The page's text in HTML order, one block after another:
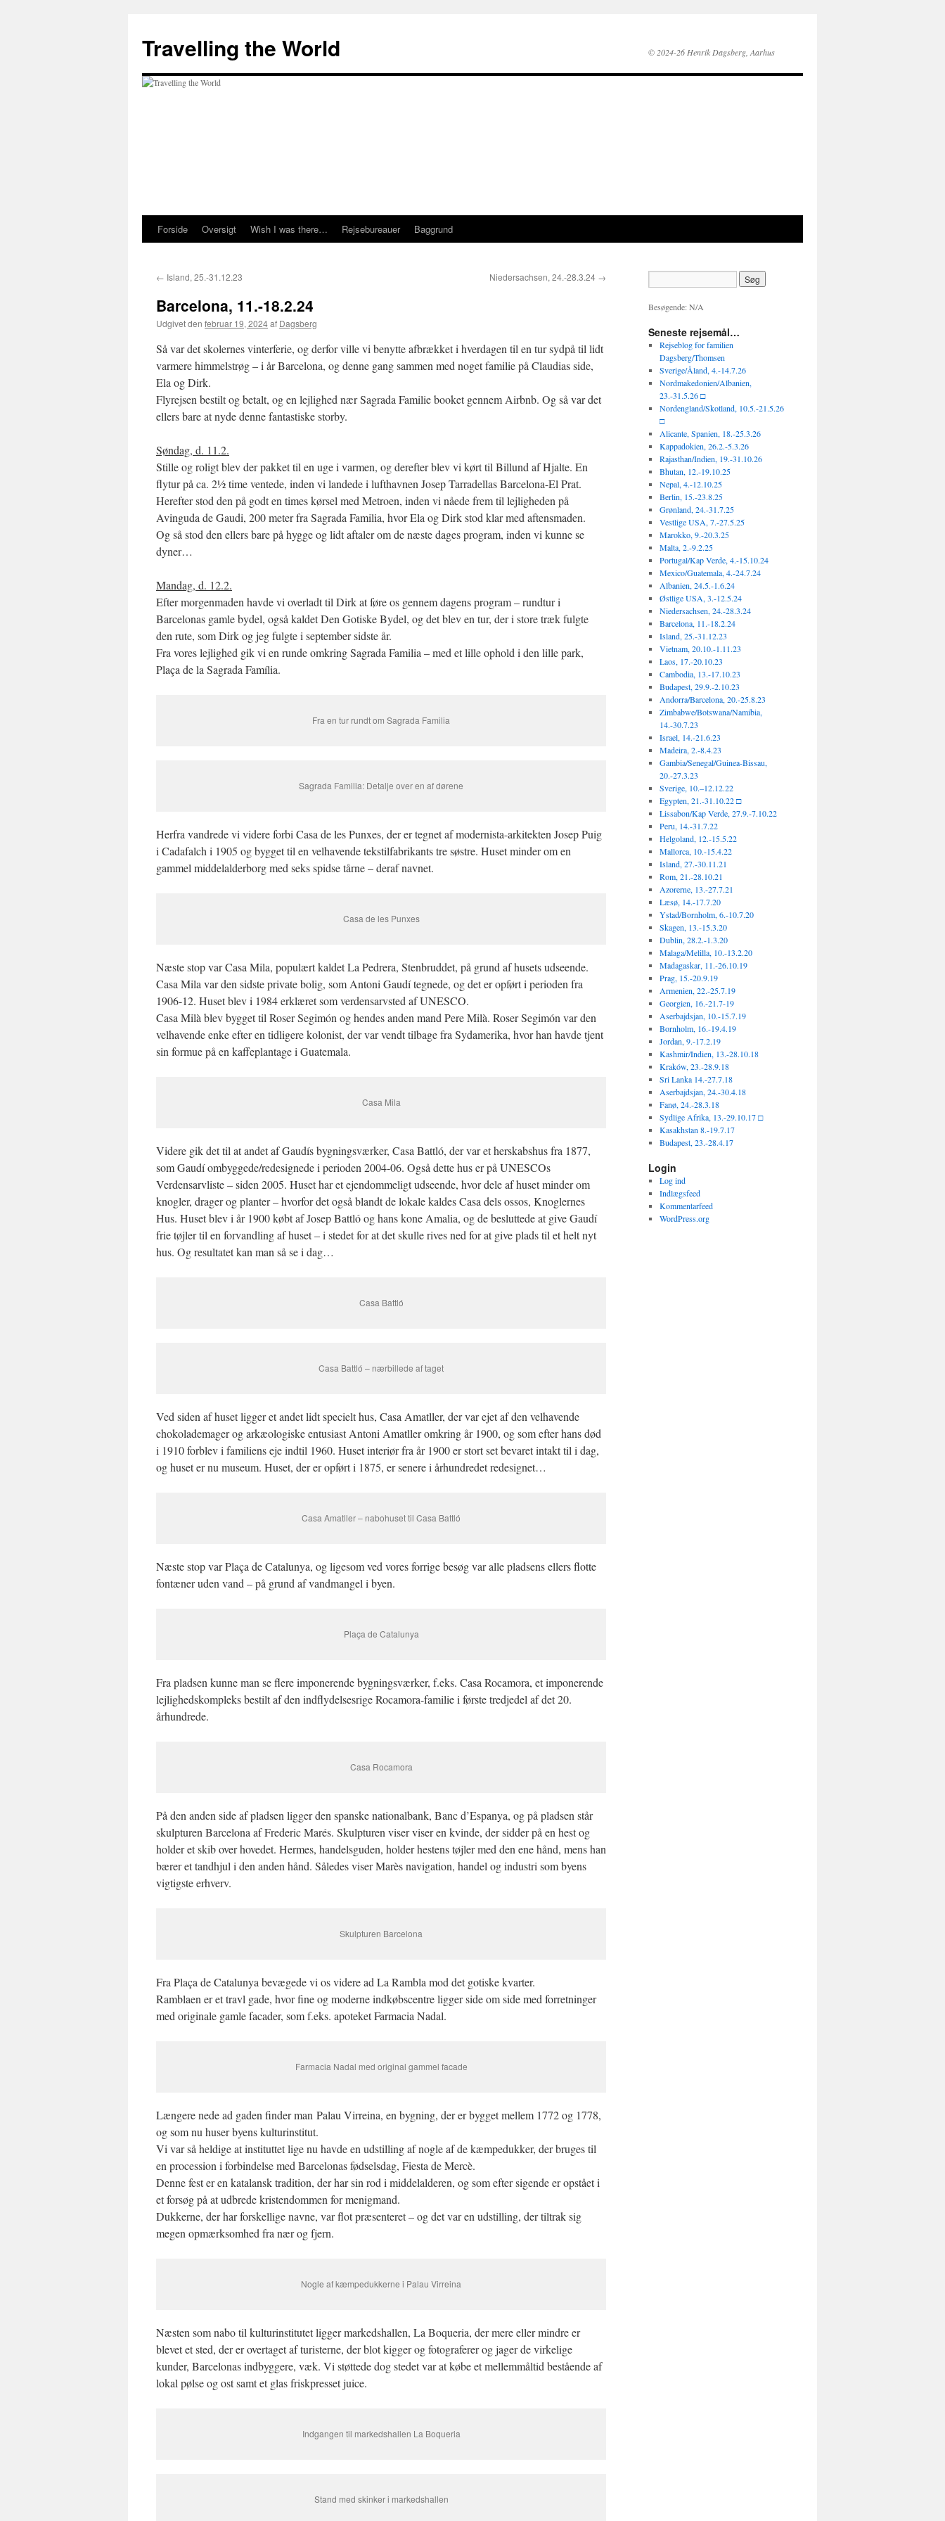
indhold
Travelling the World © 2024-26 Henrik Dagsberg, Aarhus
Forside Oversigt Wish I was there… Rejsebureauer Baggrund
← Island, 25.-31.12.23 Niedersachsen, 24.-28.3.24 →
Barcelona, 11.-18.2.24
Udgivet den februar 19, 2024af Dagsberg
Så var det skolernes vinterferie, og derfor ville vi benytte afbrækket i hverdagen til en tur sydpå til lidt
varmere himmelstrøg – i år Barcelona, og denne gang sammen med noget familie på Claudias side,
Ela og Dirk.
Flyrejsen bestilt og betalt, og en lejlighed nær Sagrada Familie booket gennem Airbnb. Og så var det
ellers bare at nyde denne fantastiske storby.
Søndag, d. 11.2.
Stille og roligt blev der pakket til en uge i varmen, og derefter blev vi kørt til Billund af Hjalte. En
flytur på ca. 2½ time ventede, inden vi landede i lufthavnen Josep Tarradellas Barcelona-El Prat.
Herefter stod den på godt en times kørsel med Metroen, inden vi nåede frem til lejligheden på
Avinguda de Gaudi, 200 meter fra Sagrada Familia, hvor Ela og Dirk stod klar med aftensmaden.
Og så stod den ellers bare på hygge og lidt aftaler om de næste dages program, inden vi kunne se
dyner…
Mandag, d. 12.2.
Efter morgenmaden havde vi overladt til Dirk at føre os gennem dagens program – rundtur i
Barcelonas gamle bydel, også kaldet Den Gotiske Bydel, og det blev en tur, der i store træk fulgte
den rute, som Dirk og jeg fulgte i september sidste år.
Fra vores lejlighed gik vi en runde omkring Sagrada Familia – med et lille ophold i den lille park,
Plaça de la Sagrada Família.
Fra en tur rundt om Sagrada Familia
Sagrada Familia: Detalje over en af dørene
Herfra vandrede vi videre forbi Casa de les Punxes, der er tegnet af modernista-arkitekten Josep Puig
i Cadafalch i 1905 og bygget til en velhavende tekstilfabrikants tre søstre. Huset minder om en
gammel middelalderborg med seks spidse tårne – deraf navnet.
Casa de les Punxes
Næste stop var Casa Mila, populært kaldet La Pedrera, Stenbruddet, på grund af husets udseende.
Casa Mila var den sidste private bolig, som Antoni Gaudí tegnede, og det er opført i perioden fra
1906-12. Huset blev i 1984 erklæret som verdensarvsted af UNESCO.
Casa Milà blev bygget til Roser Segimón og hendes anden mand Pere Milà. Roser Segimón var den
velhavende enke efter en tidligere kolonist, der var vendt tilbage fra Sydamerika, hvor han havde tjent
sin formue på en kaffeplantage i Guatemala.
Casa Mila
Videre gik det til at andet af Gaudís bygningsværker, Casa Battló, der var et herskabshus fra 1877,
som Gaudí ombyggede/redesignede i perioden 2004-06. Også dette hus er på UNESCOs
Verdensarvliste – siden 2005. Huset har et ejendommeligt udseende, hvor dele af huset minder om
knogler, drager og planter – hvorfor det også blandt de lokale kaldes Casa dels ossos, Knoglernes
Hus. Huset blev i år 1900 købt af Josep Battló og hans kone Amalia, og de besluttede at give Gaudí
frie tøjler til en forvandling af huset – i stedet for at det skulle rives ned for at give plads til et helt nyt
hus. Og resultatet kan man så se i dag…
Casa Battló
Casa Battló – nærbillede af taget
Ved siden af huset ligger et andet lidt specielt hus, Casa Amatller, der var ejet afden velhavende
chokolademagerog arkæologiske entusiast Antoni Amatller omkring år 1900, og som efter hans død
i 1910 forblev i familiens eje indtil 1960. Huset interiør fra år 1900 er stort set bevaret intakt til i dag,
og huset er nu museum. Huset, der er opført i 1875, er senere i århundredet redesignet…
Casa Amatller – nabohuset til Casa Battló
Næste stop varPlaça de Catalunya, og ligesom ved vores forrige besøg var alle pladsens ellers flotte
fontæner uden vand – på grund af vandmangel i byen.
Plaça de Catalunya
Fra pladsen kunne man se flere imponerende bygningsværker, f.eks. Casa Rocamora, et imponerende
lejlighedskompleks bestilt af den indflydelsesrige Rocamora-familie i første tredjedel af det 20.
århundrede.
Casa Rocamora
På den anden side af pladsen ligger den spanske nationalbank, Banc d’Espanya, og på pladsen står
skulpturen Barcelona afFrederic Marés. Skulpturen viserviser en kvinde, der sidder på en hest og
holder et skib over hovedet. Hermes, handelsguden, holder hestens tøjler med den ene hånd, mens han
bærer et tandhjul i den anden hånd. Således viser Marès navigation, handel og industri som byens
vigtigste erhverv.
Skulpturen Barcelona
Fra Plaça de Catalunya bevægede vi os videre ad La Rambla mod det gotiske kvarter.
Ramblaen er et travl gade, hvor fine og moderne indkøbscentre ligger side om side med forretninger
med originale gamle facader, som f.eks. apoteket Farmacia Nadal.
Farmacia Nadal med original gammel facade
Længere nede ad gaden finder man Palau Virreina, en bygning, der er bygget mellem 1772 og 1778,
og som nu huser byens kulturinstitut.
Vi var så heldige at instituttet lige nu havde en udstilling af nogle af de kæmpedukker, der bruges til
en procession i forbindelse med Barcelonas fødselsdag, Fiesta de Mercè.
Denne fest er en katalansk tradition, der har sin rod i middelalderen, og som efter sigende er opstået i
et forsøg på at udbrede kristendommen for menigmand.
Dukkerne, der har forskellige navne, var flot præsenteret – og det var en udstilling, der tiltrak sig
megen opmærksomhed fra nær og fjern.
Nogle af kæmpedukkerne i Palau Virreina
Næsten som nabo til kulturinstitutet ligger markedshallen, La Boqueria, der mere eller mindre er
blevet et sted, der er overtaget af turisterne, der blot kigger og fotograferer og jager de virkelige
kunder, Barcelonas indbyggere, væk. Vi støttede dog stedet var at købe et mellemmåltid bestående af
lokal pølse og ost samt et glas friskpresset juice.
Indgangen til markedshallen La Boqueria
Stand med skinker i markedshallen
Besøgende:N/A
Seneste rejsemål…
Rejseblog for familien
Dagsberg/Thomsen
Sverige/Åland, 4.-14.7.26
Nordmakedonien/Albanien,
23.-31.5.26 □
Nordengland/Skotland, 10.5.-21.5.26
□
Alicante, Spanien, 18.-25.3.26
Kappadokien, 26.2.-5.3.26
Rajasthan/Indien, 19.-31.10.26
Bhutan, 12.-19.10.25
Nepal, 4.-12.10.25
Berlin, 15.-23.8.25
Grønland, 24.-31.7.25
Vestlige USA, 7.-27.5.25
Marokko, 9.-20.3.25
Malta, 2.-9.2.25
Portugal/Kap Verde, 4.-15.10.24
Mexico/Guatemala, 4.-24.7.24
Albanien, 24.5.-1.6.24
Østlige USA, 3.-12.5.24
Niedersachsen, 24.-28.3.24
Barcelona, 11.-18.2.24
Island, 25.-31.12.23
Vietnam, 20.10.-1.11.23
Laos, 17.-20.10.23
Cambodia, 13.-17.10.23
Budapest, 29.9.-2.10.23
Andorra/Barcelona, 20.-25.8.23
Zimbabwe/Botswana/Namibia,
14.-30.7.23
Israel, 14.-21.6.23
Madeira, 2.-8.4.23
Gambia/Senegal/Guinea-Bissau,
20.-27.3.23
Sverige, 10.–12.12.22
Egypten, 21.-31.10.22 □
Lissabon/Kap Verde, 27.9.-7.10.22
Peru, 14.-31.7.22
Helgoland, 12.-15.5.22
Mallorca, 10.-15.4.22
Island, 27.-30.11.21
Rom, 21.-28.10.21
Azorerne, 13.-27.7.21
Læsø, 14.-17.7.20
Ystad/Bornholm, 6.-10.7.20
Skagen, 13.-15.3.20
Dublin, 28.2.-1.3.20
Malaga/Melilla, 10.-13.2.20
Madagaskar, 11.-26.10.19
Prag, 15.-20.9.19
Armenien, 22.-25.7.19
Georgien, 16.-21.7-19
Aserbajdsjan, 10.-15.7.19
Bornholm, 16.-19.4.19
Jordan, 9.-17.2.19
Kashmir/Indien, 13.-28.10.18
Kraków, 23.-28.9.18
Sri Lanka 14.-27.7.18
Aserbajdsjan, 24.-30.4.18
Fanø, 24.-28.3.18
Sydlige Afrika, 13.-29.10.17 □
Kasakhstan 8.-19.7.17
Budapest, 23.-28.4.17
Login
Log ind
Indlægsfeed
Kommentarfeed
WordPress.org